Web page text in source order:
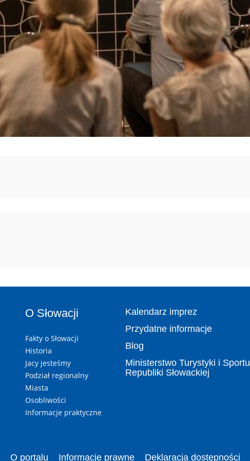
O Słowacji
Fakty o Słowacji
Historia
Jacy jesteśmy
Podział regionalny
Miasta
Osobliwości
Informacje praktyczne
Kalendarz imprez
Przydatne informacje
Blog
Ministerstwo Turystyki i Sportu
Republiki Słowackiej
O portalu Informacje prawne Deklaracja dostępności